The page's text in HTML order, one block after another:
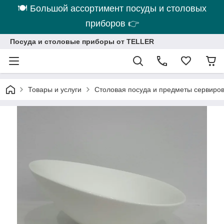
🍽 Большой ассортимент посуды и столовых
приборов 👉
Посуда и столовые приборы от TELLER
Товары и услуги Столовая посуда и предметы